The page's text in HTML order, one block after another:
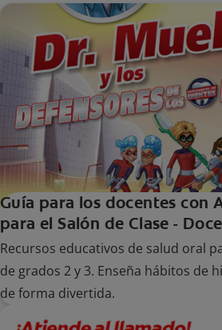
Guía para los docentes con
para el Salón de Clase -
Recursos educativos de salud oral
de grados 2 y 3. Enseña hábitos de
de forma divertida.